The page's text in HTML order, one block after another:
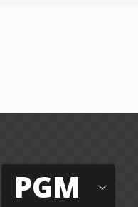
PGM